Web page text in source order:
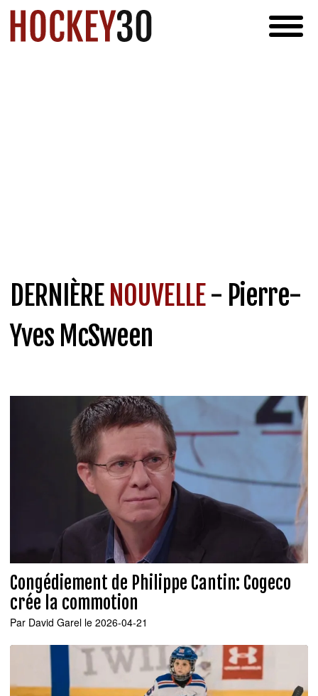
DERNIÈRENOUVELLE- Pierre-
Yves McSween
Congédiement de Philippe Cantin: Cogeco
crée la commotion
Par David Garel le 2026-04-21